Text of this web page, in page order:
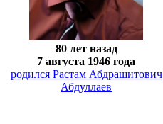
80 лет назад
7 августа 1946 года
родился Растам Абдрашитович
Абдуллаев